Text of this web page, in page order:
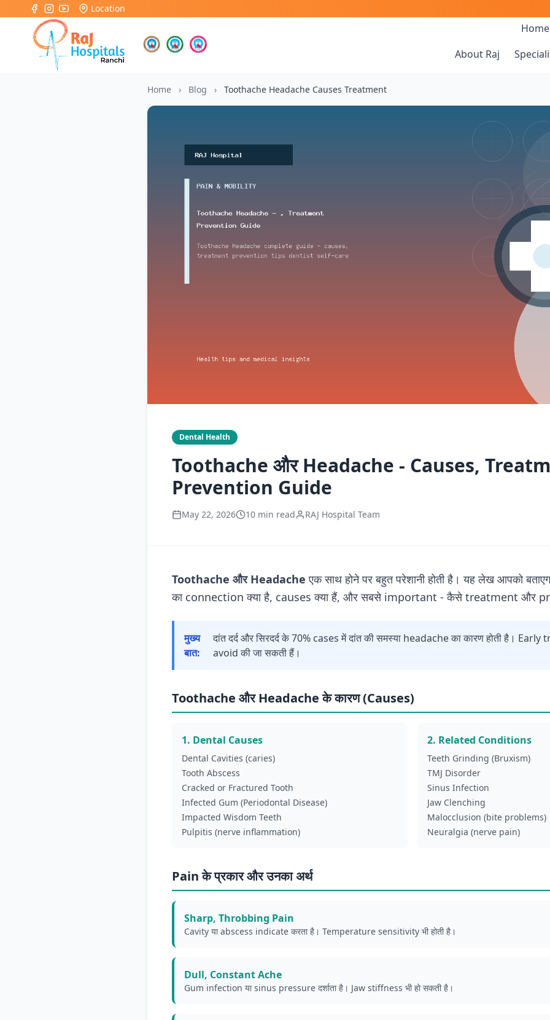
Location
Home
About Raj
Home › Blog › Toothache Headache Causes Treatment
Dental Health
Toothache और Headache - Causes,
Prevention Guide
May 22, 2026 10 min read RAJ Hospital Team
Toothache और Headache एक साथ होने पर बहुत परेशानी होती है। यह लेख आपको
का connection क्या है, causes क्या हैं, और सबसे important - कैसे treatment और
मुख्य
बात:
दांत दर्द और सिरदर्द के 70% cases में दांत की समस्या headache का कारण होती है।
avoid की जा सकती हैं।
Toothache और Headache के कारण (Causes)
1. Dental Causes
Dental Cavities (caries)
Tooth Abscess
Cracked or Fractured Tooth
Infected Gum (Periodontal Disease)
Impacted Wisdom Teeth
Pulpitis (nerve inflammation)
2. Related Conditions
Teeth Grinding (Bruxism)
TMJ Disorder
Sinus Infection
Jaw Clenching
Malocclusion (bite problems)
Neuralgia (nerve pain)
Pain के प्रकार और उनका अर्थ
Sharp, Throbbing Pain
Cavity या abscess indicate करता है। Temperature sensitivity भी होती है।
Dull, Constant Ache
Gum infection या sinus pressure दर्शाता है। Jaw stiffness भी हो सकती है।